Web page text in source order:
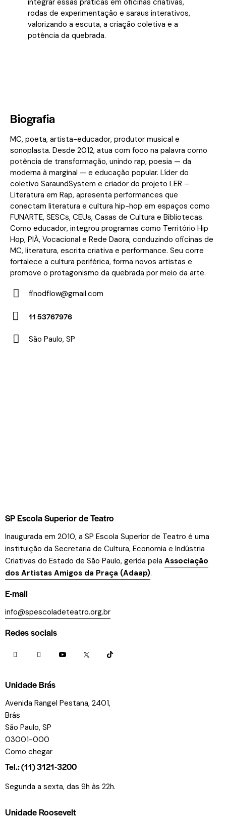
integrar essas práticas em oficinas criativas,
rodas de experimentação e saraus interativos,
valorizando a escuta, a criação coletiva e a
potência da quebrada.
Biografia
MC, poeta, artista-educador, produtor musical e
sonoplasta. Desde 2012, atua com foco na palavra como
potência de transformação, unindo rap, poesia — da
moderna à marginal — e educação popular. Líder do
coletivo SaraundSystem e criador do projeto LER –
Literatura em Rap, apresenta performances que
conectam literatura e cultura hip-hop em espaços como
FUNARTE, SESCs, CEUs, Casas de Cultura e Bibliotecas.
Como educador, integrou programas como Território Hip
Hop, PIÁ, Vocacional e Rede Daora, conduzindo oficinas de
MC, literatura, escrita criativa e performance. Seu corre
fortalece a cultura periférica, forma novos artistas e
promove o protagonismo da quebrada por meio da arte.
m
ail:
finodflow@gmail.com
on
11 53767976
São Paulo, SP
SP Escola Superior de Teatro
Inaugurada em 2010, a SP Escola Superior de Teatro é uma
instituição da Secretaria de Cultura, Economia e Indústria
Criativas do Estado de São Paulo, gerida pela Associação
dos Artistas Amigos da Praça (Adaap).
E-mail
info@spescoladeteatro.org.br
Redes sociais
Unidade Brás
Avenida Rangel Pestana, 2401,
Brás
São Paulo, SP
03001-000
Como chegar
Tel.: (11) 3121-3200
Segunda a sexta, das 9h às 22h.
Unidade Roosevelt